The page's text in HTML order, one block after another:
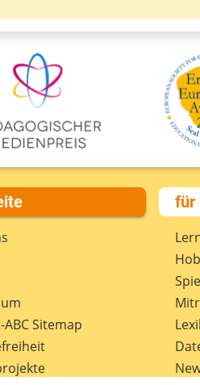
Sitemap
für